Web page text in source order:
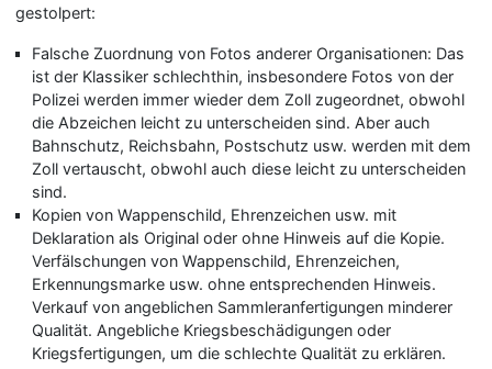
gestolpert:
Falsche Zuordnung von Fotos anderer Organisationen: Das
ist der Klassiker schlechthin, insbesondere Fotos von der
Polizei werden immer wieder dem Zoll zugeordnet, obwohl
die Abzeichen leicht zu unterscheiden sind. Aber auch
Bahnschutz, Reichsbahn, Postschutz usw. werden mit dem
Zoll vertauscht, obwohl auch diese leicht zu unterscheiden
sind.
Kopien von Wappenschild, Ehrenzeichen usw. mit
Deklaration als Original oder ohne Hinweis auf die Kopie.
Verfälschungen von Wappenschild, Ehrenzeichen,
Erkennungsmarke usw. ohne entsprechenden Hinweis.
Verkauf von angeblichen Sammleranfertigungen minderer
Qualität. Angebliche Kriegsbeschädigungen oder
Kriegsfertigungen, um die schlechte Qualität zu erklären.